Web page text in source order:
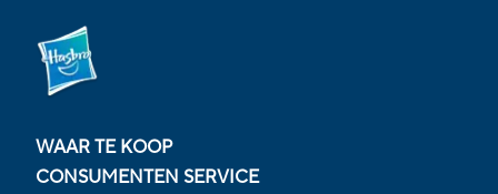
WAAR TE KOOP
CONSUMENTEN SERVICE